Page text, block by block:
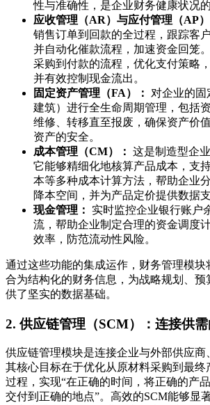
性与准确性，是企业财务健康状况
应收管理（AR）与应付管理（AP）
销售订单到回款的全过程，跟踪客
并自动化催款流程，加速资金回笼
采购到付款的流程，优化支付策略
并有效控制现金流出。
固定资产管理（FA）：
对企业的固
建筑）进行全生命周期管理，包括
维修、转移直至报废，确保资产价
资产的安全。
成本管理（CM）： 这是制造型企
它能够精细化地核算产品成本，支
本等多种成本计算方法，帮助企业
降本空间，并为产品定价提供数据支
现金管理：
实时监控企业银行账户
流，帮助企业制定合理的资金调度
效率，防范流动性风险。
通过这些功能的集成运作，财务管理模块
合为结构化的财务信息，为战略规划、预
供了坚实的数据基础。
2. 供应链管理（SCM）：连接供
供应链管理模块是连接企业与外部供应商
其核心目标在于优化从原材料采购到最终
过程，实现“在正确的时间，将正确的产
交付到正确的地点”。高效的SCM能够显